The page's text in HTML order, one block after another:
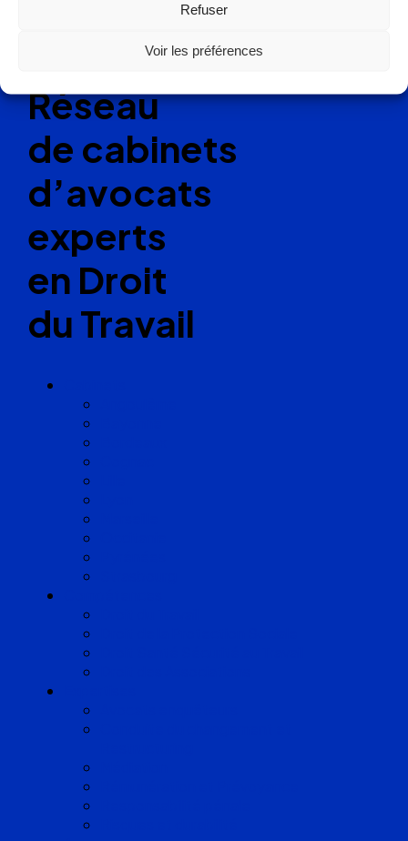
Refuser
Voir les préférences
Ellipse Avocats
Réseau
de cabinets
d’avocats
experts
en Droit
du Travail